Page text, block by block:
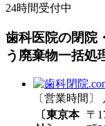
24時間受付中
歯科医院の閉院
う廃棄物一括処
〔営業時間
〔東京本
〒